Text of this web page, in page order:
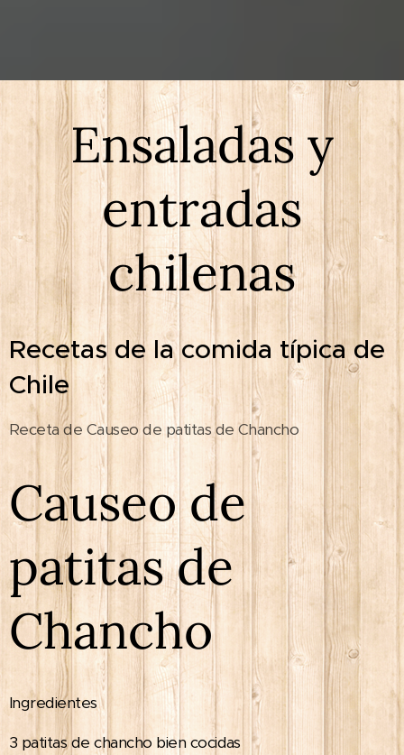
Ensaladas y
entradas
chilenas
Recetas de la comida típica de
Chile
Receta de Causeo de patitas de Chancho
Causeo de
patitas de
Chancho
Ingredientes
3 patitas de chancho bien cocidas